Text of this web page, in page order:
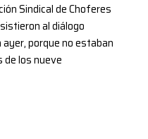
Sindical de Choferes
al diálogo
porque no estaban
los nueve